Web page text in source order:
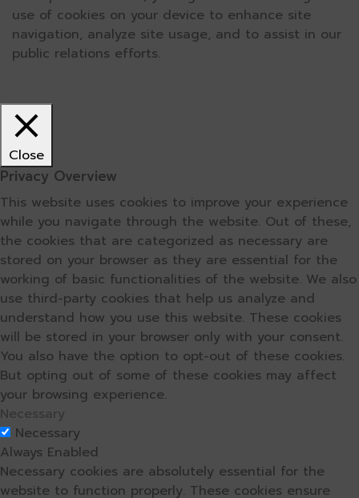
use of cookies on your device to enhance site
navigation, analyze site usage, and to assist in our
public relations efforts.
Close
Privacy Overview
This website uses cookies to improve your experience
while you navigate through the website. Out of these,
the cookies that are categorized as necessary are
stored on your browser as they are essential for the
working of basic functionalities of the website. We also
use third-party cookies that help us analyze and
understand how you use this website. These cookies
will be stored in your browser only with your consent.
You also have the option to opt-out of these cookies.
But opting out of some of these cookies may affect
your browsing experience.
Necessary
Necessary
Always Enabled
Necessary cookies are absolutely essential for the
website to function properly. These cookies ensure